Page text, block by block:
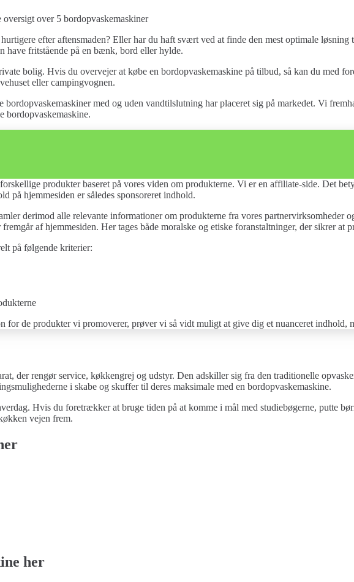
efter aftensmaden? Eller har du haft svært ved at finde den mest optimale
have fritstående på en bænk, bord eller hylde.
bolig. Hvis du overvejer at købe en bordopvaskemaskine på tilbud, så kan du med
eller campingvognen.
med og uden vandtilslutning har placeret sig på markedet. Vi
bordopvaskemaskine.
produkter baseret på vores viden om produkterne. Vi er en affiliate-side. Det
på hjemmesiden er således sponsoreret indhold.
derimod alle relevante informationer om produkterne fra vores partnervirksomheder
af hjemmesiden. Her tages både moralske og etiske foranstaltninger, der sikrer at
på følgende kriterier:
for de produkter vi promoverer, prøver vi så vidt muligt at give dig et nuanceret indhold,
der rengør service, køkkengrej og udstyr. Den adskiller sig fra den traditionelle
i skabe og skuffer til deres maksimale med en bordopvaskemaskine.
Hvis du foretrækker at bruge tiden på at komme i mål med studiebøgerne, putte
vejen frem.
her